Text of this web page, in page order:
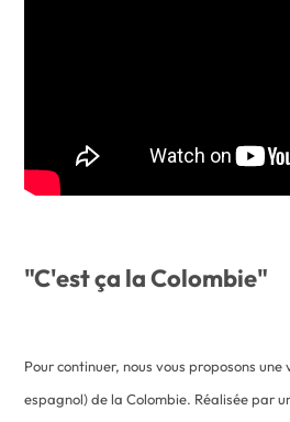
"C'est ça la Colombie"
Pour continuer, nous vous proposons
espagnol) de la Colombie. Réalisée par